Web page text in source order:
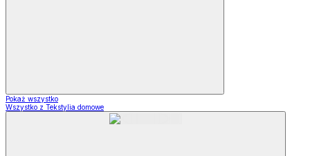
Pokaż wszystko
Wszystko z Tekstylia domowe